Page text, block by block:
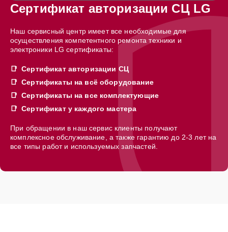
Сертификат авторизации СЦ LG
Наш сервисный центр имеет все необходимые для
осуществления компетентного ремонта техники и
электроники LG сертификаты:
Сертификат авторизации СЦ
Сертификаты на всё оборудование
Сертификаты на все комплектующие
Сертификат у каждого мастера
При обращении в наш сервис клиенты получают
комплексное обслуживание, а также гарантию до 2-3 лет на
все типы работ и используемых запчастей.